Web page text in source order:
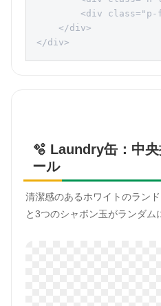
<div class="p-
    </div>
</div>
🫧 Laundry缶：中
ール
清潔感のあるホワイトのラン
と3つのシャボン玉がランダム